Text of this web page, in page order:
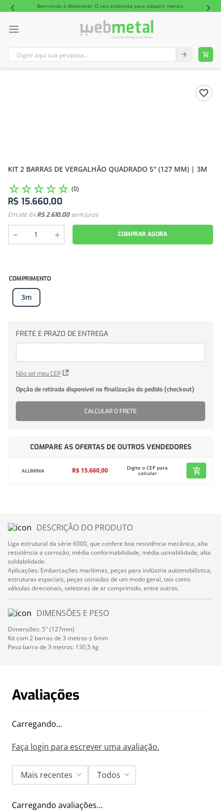
Bem-vindo à Webmetal. O seu ambiente para adquirir metais.
Digite aqui sua pesquisa...
KIT 2 BARRAS DE VERGALHÃO QUADRADO 5" (127 MM) | 3M
☆☆☆☆☆ (0)
R$ 15.660,00
Em até 6xR$2.610,00sem juros
＋
－ COMPRAR AGORA
COMPRIMENTO
3m
Não sei meu CEP
CALCULAR O FRETE
COMPARE AS OFERTAS DE OUTROS VENDEDORES
ALUMINA R$ 15.660,00 Digite o CEP para
calcular
DESCRIÇÃO DO PRODUTO
Liga estrutural da série 6000, que confere boa resistência mecânica, alta
resistência a corrosão, média conformabilidade, média usinabilidade, alta
soldabilidade.
Aplicações: Embarcações marítimas, peças para indústria automobilística,
estruturas espaciais, peças usinadas de um modo geral, tais como
válvulas direcionais, seletoras de ar comprimido, entre outros.
DIMENSÕES E PESO
Dimensões: 5" (127mm)
Kit com 2 barras de 3 metros ± 6mm
Peso barra de 3 metros: 130,5 kg
Avaliações
Carregando…
Faça login para escrever uma avaliação.
Mais recentes Todos
Carregando avaliações…